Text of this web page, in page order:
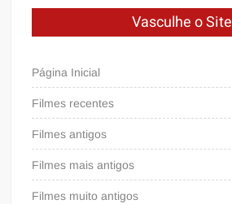
Vasculhe o Site
Página Inicial
Filmes recentes
Filmes antigos
Filmes mais antigos
Filmes muito antigos